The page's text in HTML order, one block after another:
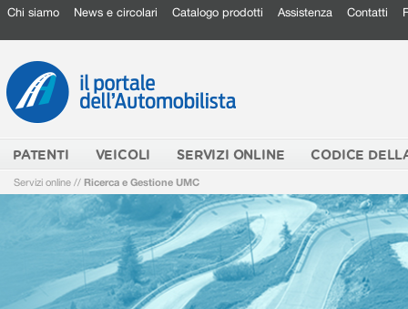
Chi siamo News e circolari Catalogo prodotti Assistenza Contatti
PATENTI VEICOLI SERVIZI ONLINE CODICE
Servizi online // Ricerca e Gestione UMC